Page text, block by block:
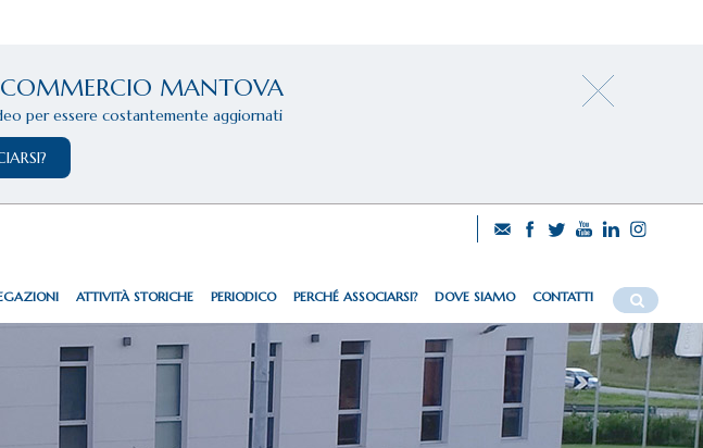
MANTOVA
per essere costantemente aggiornati
ATTIVITÀ STORICHE PERIODICO PERCHÉ ASSOCIARSI? DOVE SIAMO CONTATTI